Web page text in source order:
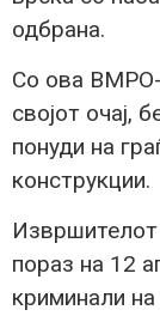
одбрана.
Со ова
својот очај,
понуди на
конструкции.
пораз на 12
криминали